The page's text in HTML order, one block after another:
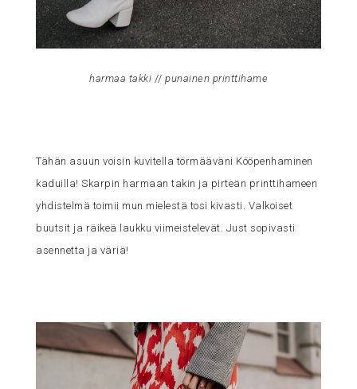
harmaa takki // punainen printtihame
Tähän asuun voisin kuvitella törmääväni Kööpenhaminen
kaduilla! Skarpin harmaan takin ja pirteän printtihameen
yhdistelmä toimii mun mielestä tosi kivasti. Valkoiset
buutsit ja räikeä laukku viimeistelevät. Just sopivasti
asennetta ja väriä!